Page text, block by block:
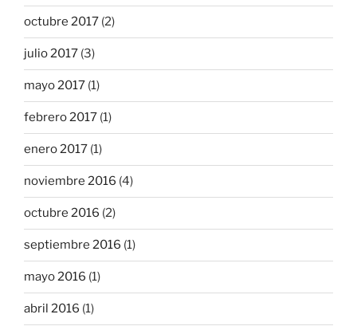
octubre 2017 (2)
julio 2017 (3)
mayo 2017 (1)
febrero 2017 (1)
enero 2017 (1)
noviembre 2016 (4)
octubre 2016 (2)
septiembre 2016 (1)
mayo 2016 (1)
abril 2016 (1)